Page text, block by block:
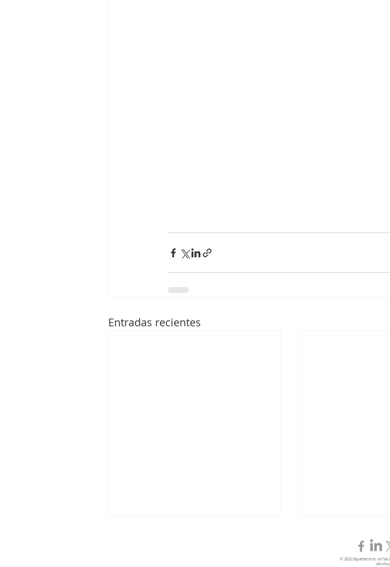
Entradas recientes
© 2023 Departamento de